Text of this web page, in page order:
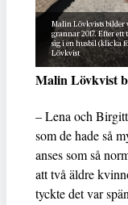
Malin Lövkvists bilder
grannar 2017. Efter ett
sig i en husbil (klicka
Lövkvist
Malin Lövkvist
– Lena och
som de hade så
anses som så
att två äldre
tyckte det var